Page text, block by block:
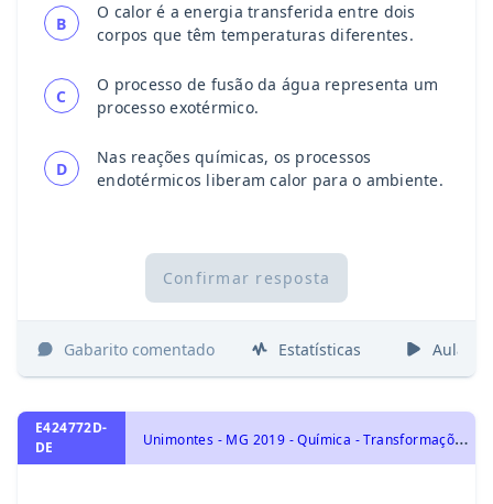
B
O calor é a energia transferida entre dois
corpos que têm temperaturas diferentes.
C
O processo de fusão da água representa um
processo exotérmico.
D
Nas reações químicas, os processos
endotérmicos liberam calor para o ambiente.
Confirmar resposta
Gabarito comentado Estatísticas Aulas
E424772D-
DE
U
nimontes - MG 2019 - Química - Transformações Químicas e Energia, Eletroquímica: Oxirredução, Potenciais Padrão de Redução, Pilha, Eletrólise e Leis de Faraday.